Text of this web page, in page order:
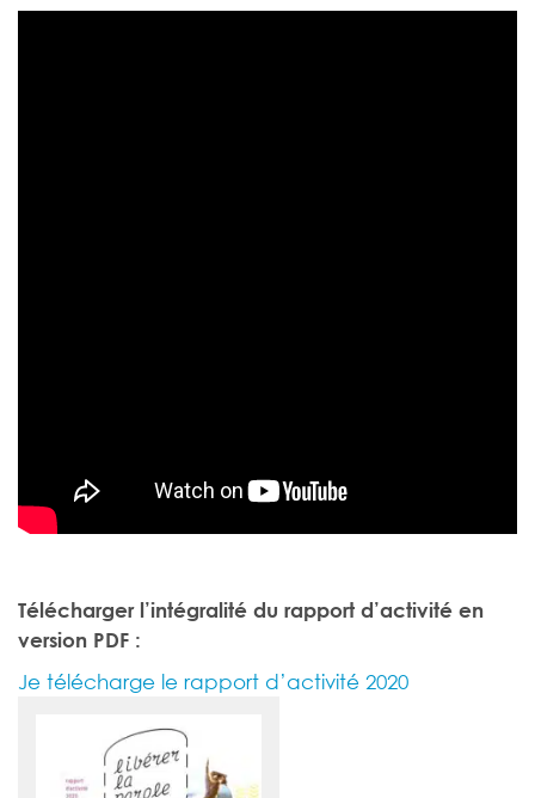
Télécharger l’intégralité du rapport d’activité en
version PDF :
Je télécharge le rapport d’activité 2020